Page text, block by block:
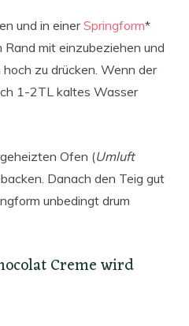
und in einerSpringform*
mit einzubeziehen und
zu drücken. Wenn der
1-2TL kaltes Wasser
Ofen (Umluft
Danach den Teig gut
unbedingt drum
Creme wird